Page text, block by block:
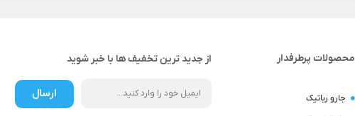
محصولات پرطرفدار
جارو رباتیک
از جدید ترین تخفیف ها با خبر شوید
ارسال